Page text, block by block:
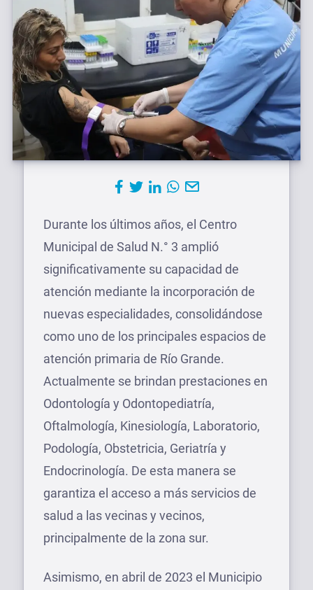
Durante los últimos años, el Centro
Municipal de Salud N.° 3 amplió
significativamente su capacidad de
atención mediante la incorporación de
nuevas especialidades, consolidándose
como uno de los principales espacios de
atención primaria de Río Grande.
Actualmente se brindan prestaciones en
Odontología y Odontopediatría,
Oftalmología, Kinesiología, Laboratorio,
Podología, Obstetricia, Geriatría y
Endocrinología. De esta manera se
garantiza el acceso a más servicios de
salud a las vecinas y vecinos,
principalmente de la zona sur.
Asimismo, en abril de 2023 el Municipio